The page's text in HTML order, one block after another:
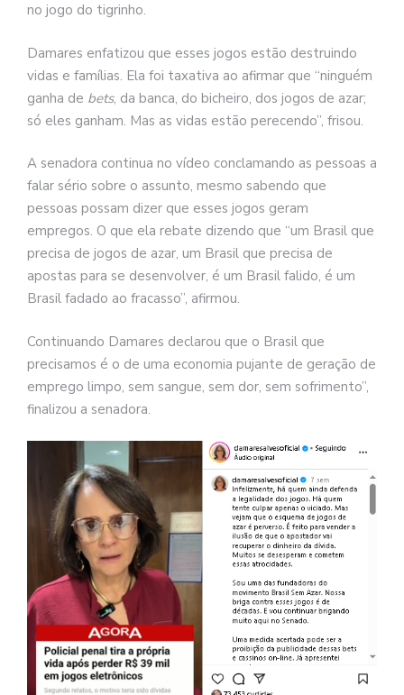
no jogo do tigrinho.
Damares enfatizou que esses jogos estão destruindo
vidas e famílias. Ela foi taxativa ao afirmar que “ninguém
ganha de bets, da banca, do bicheiro, dos jogos de azar;
só eles ganham. Mas as vidas estão perecendo”, frisou.
A senadora continua no vídeo conclamando as pessoas a
falar sério sobre o assunto, mesmo sabendo que
pessoas possam dizer que esses jogos geram
empregos. O que ela rebate dizendo que “um Brasil que
precisa de jogos de azar, um Brasil que precisa de
apostas para se desenvolver, é um Brasil falido, é um
Brasil fadado ao fracasso”, afirmou.
Continuando Damares declarou que o Brasil que
precisamos é o de uma economia pujante de geração de
emprego limpo, sem sangue, sem dor, sem sofrimento”,
finalizou a senadora.